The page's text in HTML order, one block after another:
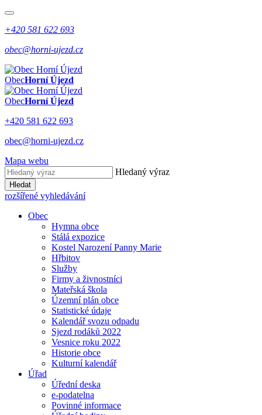
+420 581 622 693
obec@horni-ujezd.cz
ObecHorní Újezd
ObecHorní Újezd
+420 581 622 693
obec@horni-ujezd.cz
Mapa webu
Hledaný výraz
Hledat
rozšířené vyhledávání
Obec
Hymna obce
Stálá expozice
Kostel Narození Panny Marie
Hřbitov
Služby
Firmy a živnostníci
Mateřská škola
Územní plán obce
Statistické údaje
Kalendář svozu odpadu
Sjezd rodáků 2022
Vesnice roku 2022
Historie obce
Kulturní kalendář
Úřad
Úřední deska
e-podatelna
Povinné informace